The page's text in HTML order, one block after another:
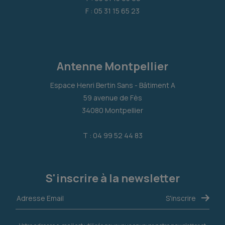
F : 05 31 15 65 23
Antenne Montpellier
Espace Henri Bertin Sans - Bâtiment A
59 avenue de Fès
34080 Montpellier
T : 04 99 52 44 83
S'inscrire à la newsletter